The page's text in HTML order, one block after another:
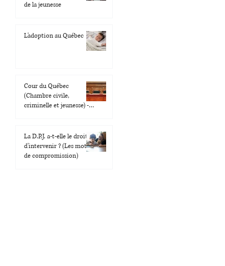
de la jeunesse
L'adoption au Québec
Cour du Québec
(Chambre civile,
criminelle et jeunesse) -
La D.P.J. a-t-elle le droit
d'intervenir ? (Les motifs
de compromission)